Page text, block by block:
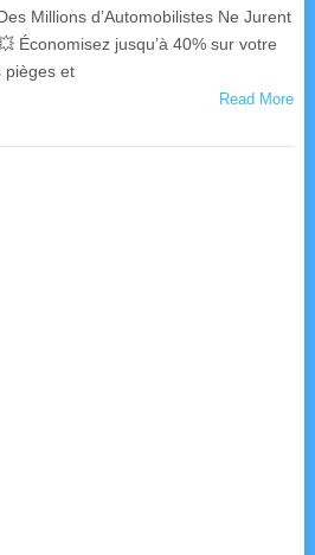
Millions d’Automobilistes Ne Jurent
Économisez jusqu’à 40% sur votre
pièges et
Read More